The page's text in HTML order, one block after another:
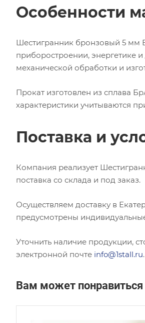
Особенности
Шестигранник бронзовый 5 мм
приборостроении, энергетике
механической обработки и
Прокат изготовлен из сплава
характеристики учитываются
Поставка и
Компания реализует
поставка со склада и под заказ.
Осуществляем доставку в
предусмотрены
Уточнить наличие продукции,
электронной почте info@1stall.ru
Вам может понравиться